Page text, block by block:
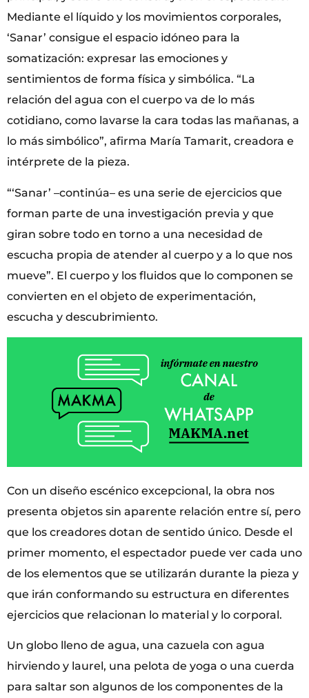
Mediante el líquido y los movimientos corporales,
‘Sanar’ consigue el espacio idóneo para la
somatización: expresar las emociones y
sentimientos de forma física y simbólica. “La
relación del agua con el cuerpo va de lo más
cotidiano, como lavarse la cara todas las mañanas, a
lo más simbólico”, afirma María Tamarit, creadora e
intérprete de la pieza.
“‘Sanar’ –continúa– es una serie de ejercicios que
forman parte de una investigación previa y que
giran sobre todo en torno a una necesidad de
escucha propia de atender al cuerpo y a lo que nos
mueve”. El cuerpo y los fluidos que lo componen se
convierten en el objeto de experimentación,
escucha y descubrimiento.
Con un diseño escénico excepcional, la obra nos
presenta objetos sin aparente relación entre sí, pero
que los creadores dotan de sentido único. Desde el
primer momento, el espectador puede ver cada uno
de los elementos que se utilizarán durante la pieza y
que irán conformando su estructura en diferentes
ejercicios que relacionan lo material y lo corporal.
Un globo lleno de agua, una cazuela con agua
hirviendo y laurel, una pelota de yoga o una cuerda
para saltar son algunos de los componentes de la